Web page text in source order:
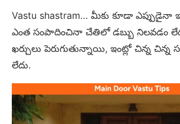
Vastu shastram… మీకు కూడా
ఎంత సంపాదించినా చేతిలో డబ్బు నిలవడం
ఖర్చులు పెరుగుతున్నాయి, ఇంట్లో చిన్న చిన్న
లేదు.